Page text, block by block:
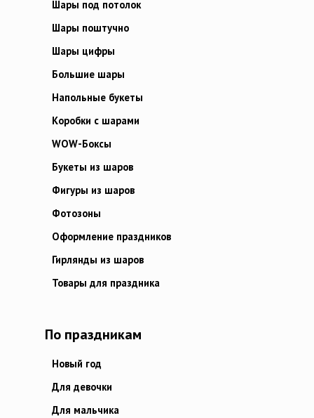
Шары под потолок
Шары поштучно
Шары цифры
Большие шары
Напольные букеты
Коробки с шарами
WOW-Боксы
Букеты из шаров
Фигуры из шаров
Фотозоны
Оформление праздников
Гирлянды из шаров
Товары для праздника
По праздникам
Новый год
Для девочки
Для мальчика